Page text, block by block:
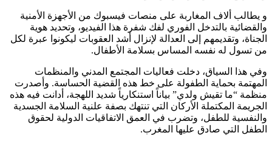
و يطالب ألاف المغاربة على منصات فيسبوك من الأجهزة الأمنية
والقضائية بالتدخل الفوري لفك شفرة هذا الفيديو، وتحديد هوية
الجناة، وتقديمهم إلى العدالة لإنزال أشد العقوبات ليكونوا عبرة لكل
من تسول له نفسه المساس بسلامة الأطفال.
وفي هذا السياق، دخلت فعاليات المجتمع المدني والمنظمات
المهتمة بحماية الطفولة على خط هذه القضية الحساسة. وأصدرت
منظمة “ما تقيش ولدي” بياناً استنكارياً شديد اللهجة، أدانت فيه هذه
الجريمة المكتملة الأركان التي تنتهك بصفة علنية السلامة الجسدية
والنفسية للطفل، وتضرب في العمق الاتفاقيات الدولية لحقوق
الطفل التي صادق عليها المغرب.